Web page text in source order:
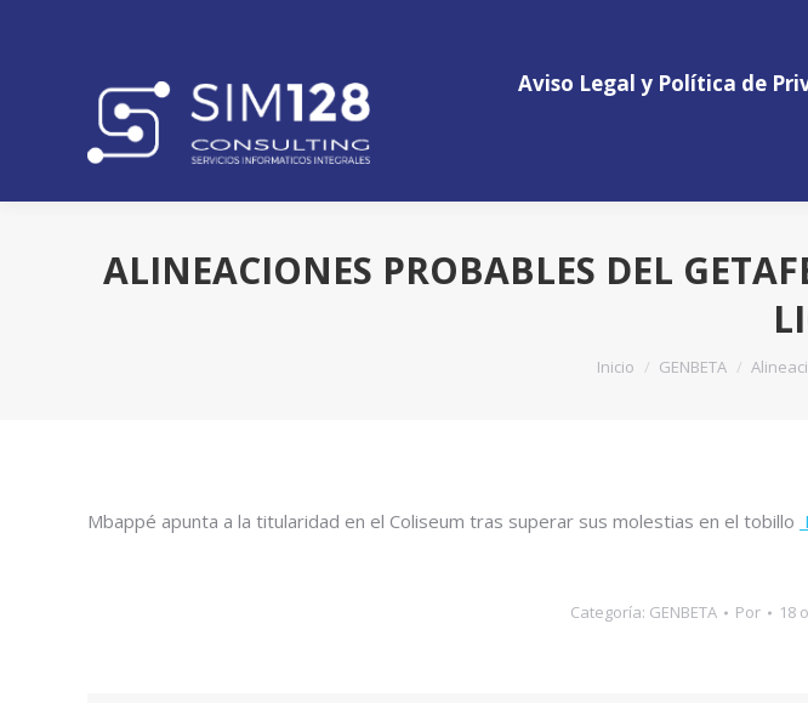
Aviso Legal y Política de
ALINEACIONES PROBABLES DEL
Estás aquí:
Inicio GENBETA
Mbappé apunta a la titularidad en el Coliseum tras superar sus molestias en el tobillo
Categoría: GENBETA Por 18